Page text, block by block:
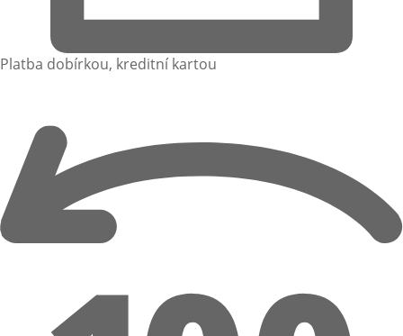
Platba dobírkou, kreditní kartou